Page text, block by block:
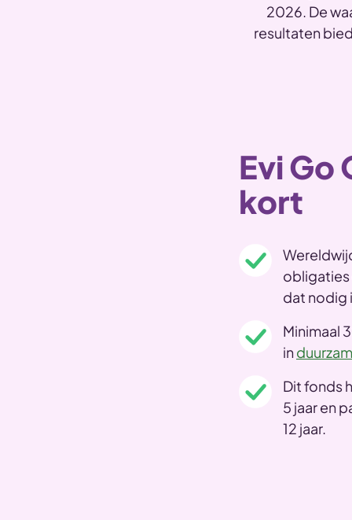
2026. De
resultaten
Evi Go
kort
obligaties
dat nodig
Minimaal
in
Dit fonds
5 jaar en
12 jaar.